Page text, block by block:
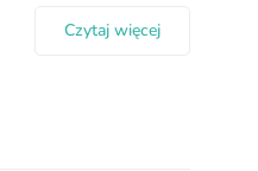
Czytaj więcej